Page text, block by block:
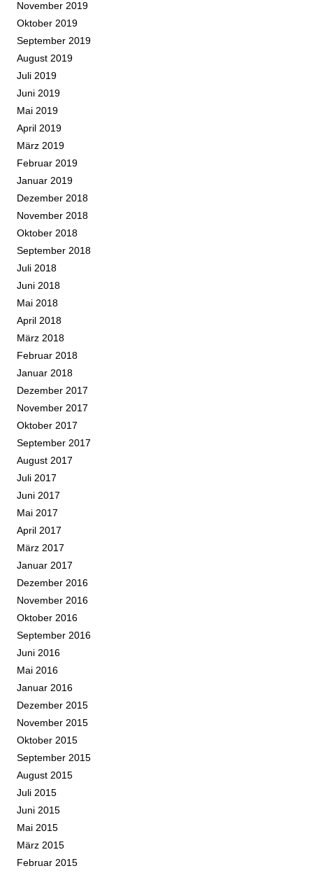
November 2019
Oktober 2019
September 2019
August 2019
Juli 2019
Juni 2019
Mai 2019
April 2019
März 2019
Februar 2019
Januar 2019
Dezember 2018
November 2018
Oktober 2018
September 2018
Juli 2018
Juni 2018
Mai 2018
April 2018
März 2018
Februar 2018
Januar 2018
Dezember 2017
November 2017
Oktober 2017
September 2017
August 2017
Juli 2017
Juni 2017
Mai 2017
April 2017
März 2017
Januar 2017
Dezember 2016
November 2016
Oktober 2016
September 2016
Juni 2016
Mai 2016
Januar 2016
Dezember 2015
November 2015
Oktober 2015
September 2015
August 2015
Juli 2015
Juni 2015
Mai 2015
März 2015
Februar 2015